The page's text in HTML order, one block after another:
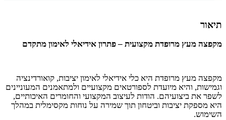
תיאור
מקפצה מעץ מרופדת מקצועית – פתרון אידיאלי לאימון מתקדם
מקפצה מעץ מרופדת היא כלי אידיאלי לאימון יציבות, קואורדינציה
וגמישות, והיא מיועדת לספורטאים מקצועיים ולמתאמנים המעוניינים
לשפר את ביצועיהם. הודות לעיצוב המקצועי והחומרים האיכותיים,
היא מספקת יציבות וביטחון תוך שמירה על נוחות מקסימלית במהלך
השימוש.